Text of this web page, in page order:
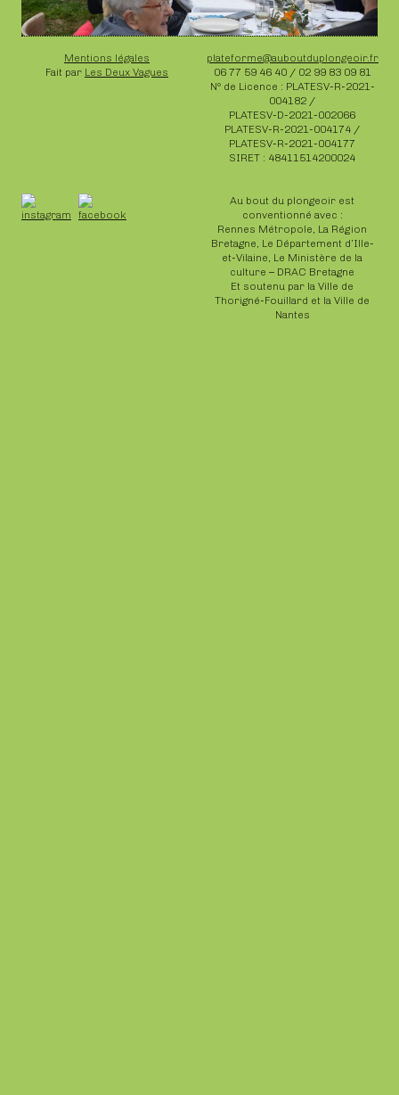
Mentions légales
Fait par Les Deux Vagues
plateforme@auboutduplongeoir.fr
06 77 59 46 40 / 02 99 83 09 81
N° de Licence : PLATESV-R-2021-
004182 /
PLATESV-D-2021-002066
PLATESV-R-2021-004174 /
PLATESV-R-2021-004177
SIRET : 48411514200024
Au bout du plongeoir est
conventionné avec :
Rennes Métropole, La Région
Bretagne, Le Département d’Ille-
et-Vilaine, Le Ministère de la
culture – DRAC Bretagne
Et soutenu par la Ville de
Thorigné-Fouillard et la Ville de
Nantes